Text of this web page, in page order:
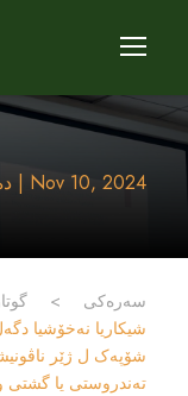
Nov 10, 2024 | دەنگ و باس
سەرەکی >
شیکاریا نەخۆشیا
شۆپەک ل ژێر
تەندروستی یا گشتی